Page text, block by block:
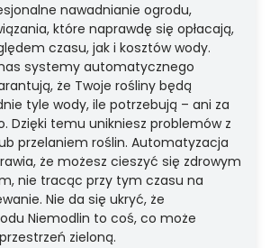
nawadnianie ogrodu,
które naprawdę się opłacają,
czasu, jak i kosztów wody.
systemy automatycznego
że Twoje rośliny będą
tyle wody, ile potrzebują – ani za
Dzięki temu unikniesz problemów z
przelaniem roślin. Automatyzacja
że możesz cieszyć się zdrowym
nie tracąc przy tym czasu na
Nie da się ukryć, że
Niemodlin to coś, co może
zieloną.